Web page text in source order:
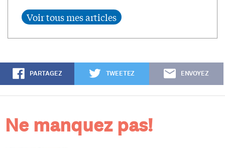
PARTAGEZ TWEETEZ ENVOYEZ
Ne manquez pas!